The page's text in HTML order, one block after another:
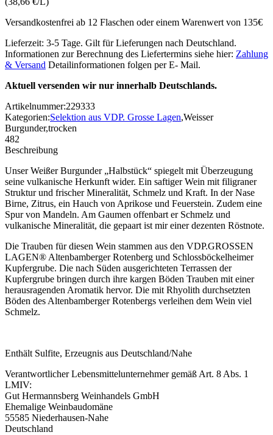
Versandkostenfrei ab 12 Flaschen oder einem Warenwert von 135€
Lieferzeit: 3-5 Tage. Gilt für Lieferungen nach Deutschland.
Informationen zur Berechnung des Liefertermins siehe hier: Zahlung
& Versand Detailinformationen folgen per E- Mail.
Aktuell versenden wir nur innerhalb Deutschlands.
Artikelnummer:229333
Kategorien:Selektion aus VDP. Grosse Lagen,Weisser
Burgunder,trocken
482
Beschreibung
Unser Weißer Burgunder „Halbstück“ spiegelt mit Überzeugung
seine vulkanische Herkunft wider. Ein saftiger Wein mit filigraner
Struktur und frischer Mineralität, Schmelz und Kraft. In der Nase
Birne, Zitrus, ein Hauch von Aprikose und Feuerstein. Zudem eine
Spur von Mandeln. Am Gaumen offenbart er Schmelz und
vulkanische Mineralität, die gepaart ist mir einer dezenten Röstnote.
Die Trauben für diesen Wein stammen aus den VDP.GROSSEN
LAGEN® Altenbamberger Rotenberg und Schlossböckelheimer
Kupfergrube. Die nach Süden ausgerichteten Terrassen der
Kupfergrube bringen durch ihre kargen Böden Trauben mit einer
herausragenden Aromatik hervor. Die mit Rhyolith durchsetzten
Böden des Altenbamberger Rotenbergs verleihen dem Wein viel
Schmelz.
Enthält Sulfite, Erzeugnis aus Deutschland/Nahe
Verantwortlicher Lebensmittelunternehmer gemäß Art. 8 Abs. 1
LMIV:
Gut Hermannsberg Weinhandels GmbH
Ehemalige Weinbaudomäne
55585 Niederhausen-Nahe
Deutschland